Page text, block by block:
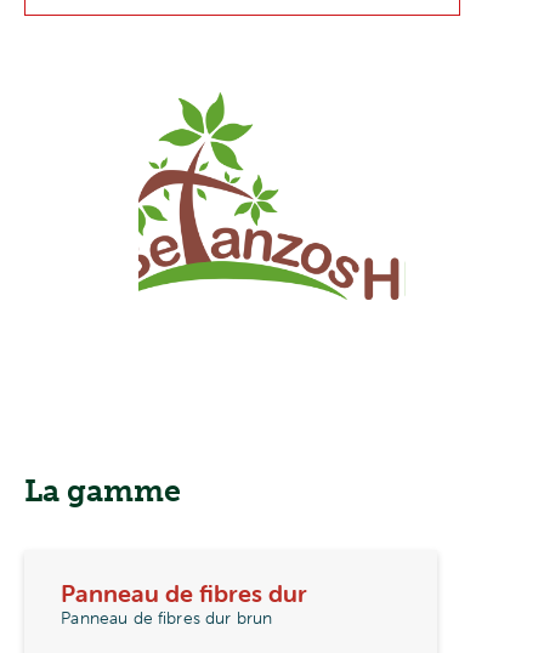
La gamme
Panneau de fibres dur
Panneau de fibres dur brun